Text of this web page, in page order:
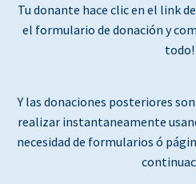
Tu donante hace clic en el link
el formulario de donación y
todo!
Y las donaciones posteriores
realizar instantaneamente
necesidad de formularios ó